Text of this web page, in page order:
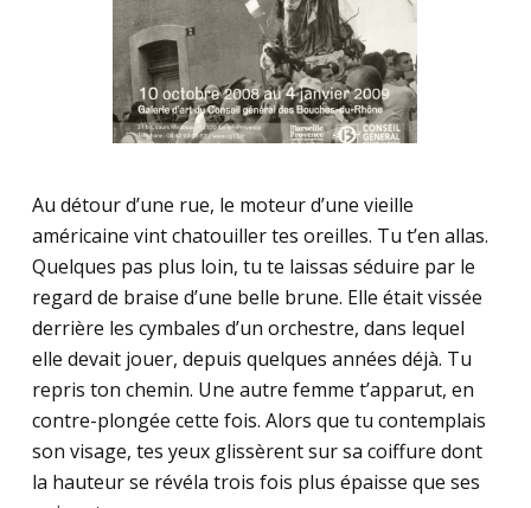
Au détour d’une rue, le moteur d’une vieille
américaine vint chatouiller tes oreilles. Tu t’en allas.
Quelques pas plus loin, tu te laissas séduire par le
regard de braise d’une belle brune. Elle était vissée
derrière les cymbales d’un orchestre, dans lequel
elle devait jouer, depuis quelques années déjà. Tu
repris ton chemin. Une autre femme t’apparut, en
contre-plongée cette fois. Alors que tu contemplais
son visage, tes yeux glissèrent sur sa coiffure dont
la hauteur se révéla trois fois plus épaisse que ses